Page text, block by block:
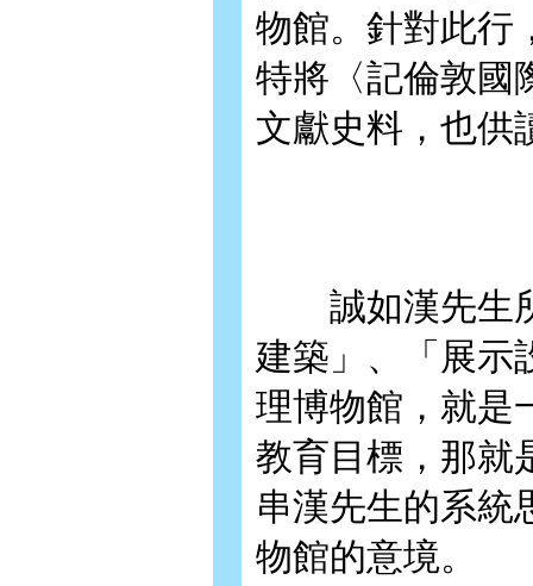
物館。針對此行
特將〈記倫敦國
文獻史料，也供
誠如漢先生所
建築」、「展示
理博物館，就是
教育目標，那就
串漢先生的系統
物館的意境。